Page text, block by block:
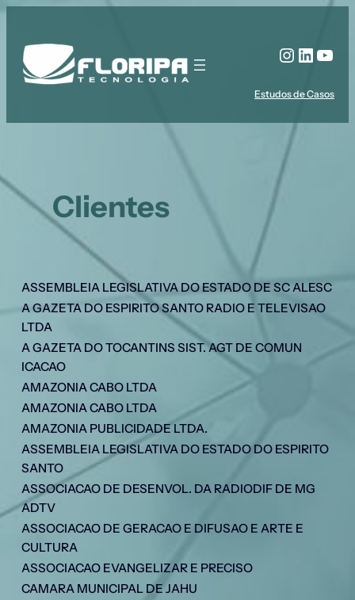
conteúdo
Estudos de Casos
Clientes
ASSEMBLEIA LEGISLATIVA DO ESTADO DE SC ALESC
A GAZETA DO ESPIRITO SANTO RADIO E TELEVISAO
LTDA
A GAZETA DO TOCANTINS SIST. AGT DE COMUN
ICACAO
AMAZONIA CABO LTDA
AMAZONIA CABO LTDA
AMAZONIA PUBLICIDADE LTDA.
ASSEMBLEIA LEGISLATIVA DO ESTADO DO ESPIRITO
SANTO
ASSOCIACAO DE DESENVOL. DA RADIODIF DE MG
ADTV
ASSOCIACAO DE GERACAO E DIFUSAO E ARTE E
CULTURA
ASSOCIACAO EVANGELIZAR E PRECISO
CAMARA MUNICIPAL DE JAHU